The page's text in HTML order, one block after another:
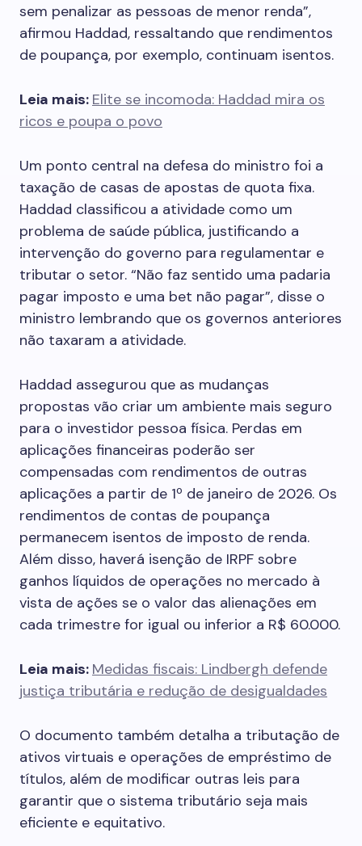
sem penalizar as pessoas de menor renda”,
afirmou Haddad, ressaltando que rendimentos
de poupança, por exemplo, continuam isentos.
Leia mais: Elite se incomoda: Haddad mira os
ricos e poupa o povo
Um ponto central na defesa do ministro foi a
taxação de casas de apostas de quota fixa.
Haddad classificou a atividade como um
problema de saúde pública, justificando a
intervenção do governo para regulamentar e
tributar o setor. “Não faz sentido uma padaria
pagar imposto e uma bet não pagar”, disse o
ministro lembrando que os governos anteriores
não taxaram a atividade.
Haddad assegurou que as mudanças
propostas vão criar um ambiente mais seguro
para o investidor pessoa física. Perdas em
aplicações financeiras poderão ser
compensadas com rendimentos de outras
aplicações a partir de 1º de janeiro de 2026. Os
rendimentos de contas de poupança
permanecem isentos de imposto de renda.
Além disso, haverá isenção de IRPF sobre
ganhos líquidos de operações no mercado à
vista de ações se o valor das alienações em
cada trimestre for igual ou inferior a R$ 60.000.
Leia mais: Medidas fiscais: Lindbergh defende
justiça tributária e redução de desigualdades
O documento também detalha a tributação de
ativos virtuais e operações de empréstimo de
títulos, além de modificar outras leis para
garantir que o sistema tributário seja mais
eficiente e equitativo.